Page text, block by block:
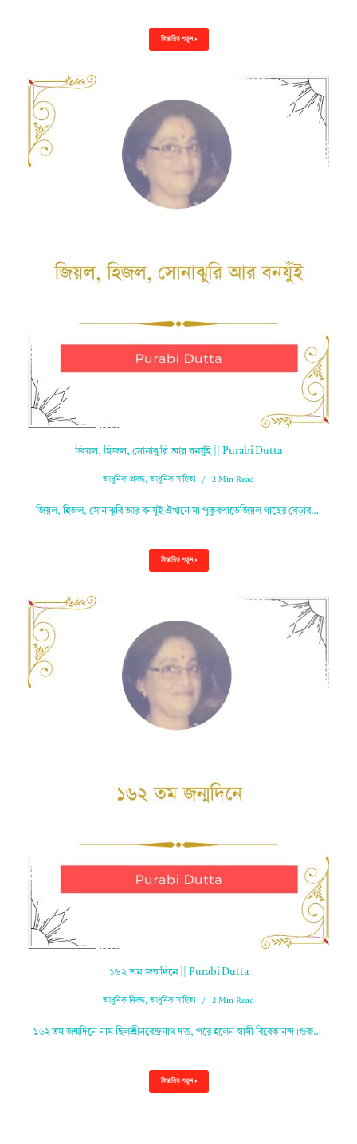
বিস্তারিত পড়ুন »
জিয়ল, হিজল, সোনাঝুরি আর বনযুঁই || Purabi Dutta
আধুনিক প্রবন্ধ,আধুনিক সাহিত্য 2 Min Read
জিয়ল, হিজল, সোনাঝুরি আর বনযুঁই ঐখানে মা পুকুরপাড়েজিয়ল গাছের বেড়ার…
বিস্তারিত পড়ুন »
১৬২ তম জন্মদিনে || Purabi Dutta
আধুনিক নিবন্ধ,আধুনিক সাহিত্য 2 Min Read
১৬২ তম জন্মদিনে নাম ছিলশ্রীনরেন্দ্রনাথ দত্ত, পরে হলেন স্বামী বিবেকানন্দ।গুরু…
বিস্তারিত পড়ুন »